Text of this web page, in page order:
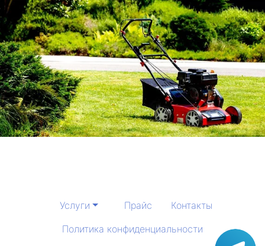
Услуги Прайс
Контакты
Политика конфиденциальности